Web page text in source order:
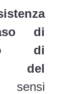
di
o di
del